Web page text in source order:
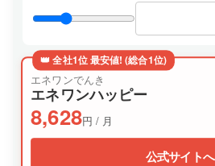
👑 全社1位 最安値! (総合1位)
エネワンでんき
エネワンハッピー
8,628円 / 月
公式サイトへ